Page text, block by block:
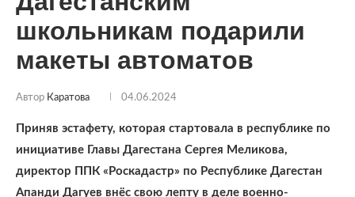
школьникам подарили
макеты автоматов
Автор Каратова 04.06.2024
Приняв эстафету, которая стартовала в республике по
инициативе Главы Дагестана Сергея Меликова,
директор ППК «Роскадастр» по Республике Дагестан
Апанди Дагуев внёс свою лепту в деле военно-